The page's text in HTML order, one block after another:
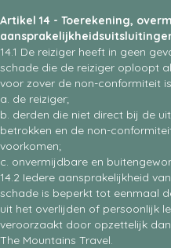
Artikel 14 - Toerekening,
14.1 De reiziger heeft in geen
schade die de reiziger oploopt
voor zover de non-conformiteit
a. de reiziger;
b. derden die niet direct bij de
betrokken en de non-
voorkomen;
c. onvermijdbare en
14.2 Iedere aansprakelijkheid
schade is beperkt tot eenmaal
uit het overlijden of persoonlijk
veroorzaakt door opzettelijk
The Mountains Travel.